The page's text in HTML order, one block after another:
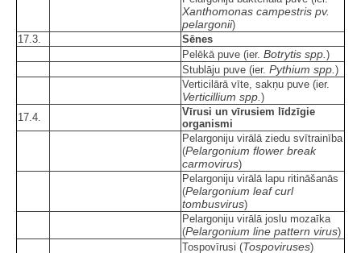
Xanthomonas campestris pv.
pelargonii)
17.3.
Sēnes
Pelēkā puve (ier. Botrytis spp. )
Stublāju puve (ier. Pythium spp. )
Verticilārā vīte, sakņu puve (ier.
Verticillium spp. )
17.4.
Vīrusi un vīrusiem līdzīgie
organismi
Pelargoniju virālā ziedu svītrainība
(Pelargonium flower break
carmovirus)
Pelargoniju virālā lapu ritināšanās
(Pelargonium leaf curl
tombusvirus)
Pelargoniju virālā joslu mozaīka
(Pelargonium line pattern virus)
Tospovīrusi (Tospoviruses)